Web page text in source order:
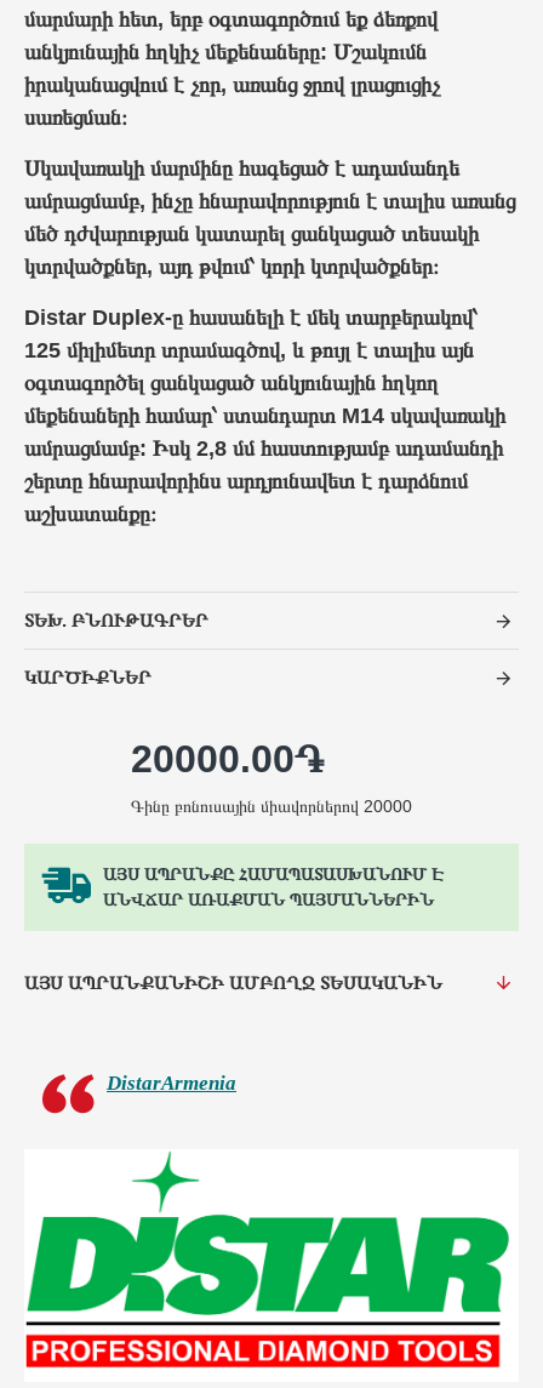
մարմարի հետ, երբ օգտագործում եք ձեռքով
անկյունային հղկիչ մեքենաները: Մշակումն
իրականացվում է չոր, առանց ջրով լրացուցիչ
սառեցման։
Սկավառակիմարմինը հագեցած է ադամանդե
ամրացմամբ, ինչը հնարավորություն է տալիս առանց
մեծ դժվարության կատարել ցանկացած տեսակի
կտրվածքներ, այդ թվում՝ կորի կտրվածքներ։
Distar Duplex-ը հասանելի է մեկ տարբերակով՝
125 միլիմետր տրամագծով, և թույլ է տալիս այն
օգտագործել ցանկացած անկյունային հղկող
մեքենաների համար՝ ստանդարտ M14 սկավառակի
ամրացմամբ: Իսկ 2,8 մմ հաստությամբ ադամանդի
շերտը հնարավորինս արդյունավետ է դարձնում
աշխատանքը։
ՏԵԽ. ԲՆՈՒԹԱԳՐԵՐ
ԿԱՐԾԻՔՆԵՐ
ԱՅՍ ԱՊՐԱՆՔԸ ՀԱՄԱՊԱՏԱՍԽԱՆՈՒՄ Է
ԱՆՎՃԱՐ ԱՌԱՔՄԱՆ ՊԱՅՄԱՆՆԵՐԻՆ
ԱՅՍ ԱՊՐԱՆՔԱՆԻՇԻ ԱՄԲՈՂՋ ՏԵՍԱԿԱՆԻՆ
DistarArmenia
20000.00֏
Գինը բոնուսային միավորներով 20000